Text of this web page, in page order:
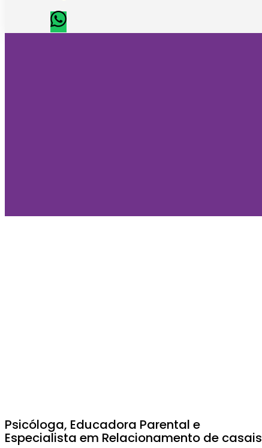
Psicóloga, Educadora Parental e
Especialista em Relacionamento de